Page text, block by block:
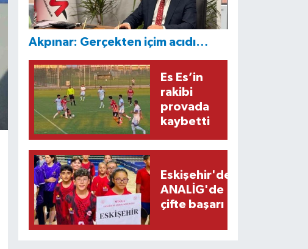
Akpınar: Gerçekten içim acıdı…
Es Es’in
rakibi
provada
kaybetti
Eskişehir'den
ANALİG'de
çifte başarı